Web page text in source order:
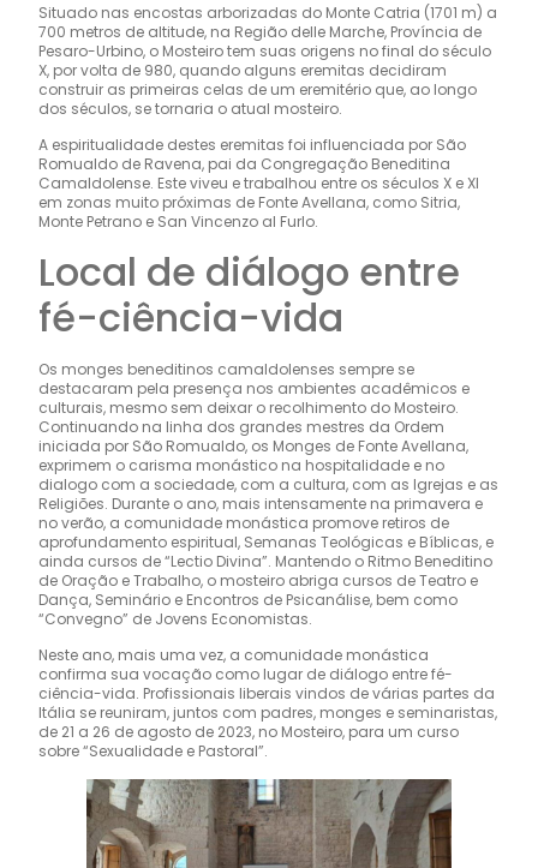
Situado nas encostas arborizadas do Monte Catria (1701 m) a
700 metros de altitude, na Região delle Marche, Província de
Pesaro-Urbino, o Mosteiro tem suas origens no final do século
X, por volta de 980, quando alguns eremitas decidiram
construir as primeiras celas de um eremitério que, ao longo
dos séculos, se tornaria o atual mosteiro.
A espiritualidade destes eremitas foi influenciada por São
Romualdo de Ravena, pai da Congregação Beneditina
Camaldolense. Este viveu e trabalhou entre os séculos X e XI
em zonas muito próximas de Fonte Avellana, como Sitria,
Monte Petrano e San Vincenzo al Furlo.
Local de diálogo entre
fé-ciência-vida
Os monges beneditinos camaldolenses sempre se
destacaram pela presença nos ambientes acadêmicos e
culturais, mesmo sem deixar o recolhimento do Mosteiro.
Continuando na linha dos grandes mestres da Ordem
iniciada por São Romualdo, os Monges de Fonte Avellana,
exprimem o carisma monástico na hospitalidade e no
dialogo com a sociedade, com a cultura, com as Igrejas e as
Religiões. Durante o ano, mais intensamente na primavera e
no verão, a comunidade monástica promove retiros de
aprofundamento espiritual, Semanas Teológicas e Bíblicas, e
ainda cursos de “Lectio Divina”. Mantendo o Ritmo Beneditino
de Oração e Trabalho, o mosteiro abriga cursos de Teatro e
Dança, Seminário e Encontros de Psicanálise, bem como
“Convegno” de Jovens Economistas.
Neste ano, mais uma vez, a comunidade monástica
confirma sua vocação como lugar de diálogo entre fé-
ciência-vida. Profissionais liberais vindos de várias partes da
Itália se reuniram, juntos com padres, monges e seminaristas,
de 21 a 26 de agosto de 2023, no Mosteiro, para um curso
sobre “Sexualidade e Pastoral”.